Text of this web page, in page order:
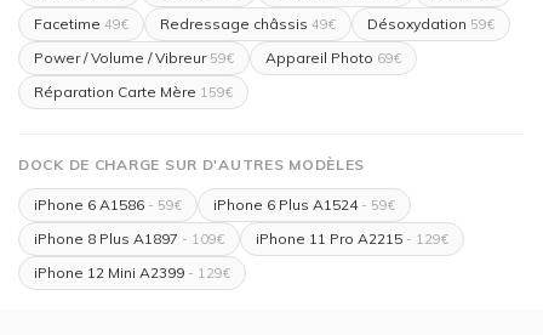
Facetime 49€ Redressage châssis 49€ Désoxydation 59€
Power / Volume / Vibreur59€ Appareil Photo 69€
Réparation Carte Mère 159€
DOCK DE CHARGE SUR D'AUTRES MODÈLES
iPhone 6 A1586 - 59€ iPhone 6 Plus A1524- 59€
iPhone 8 Plus A1897 - 109€ iPhone 11 Pro A2215 - 129€
iPhone 12 Mini A2399 - 129€